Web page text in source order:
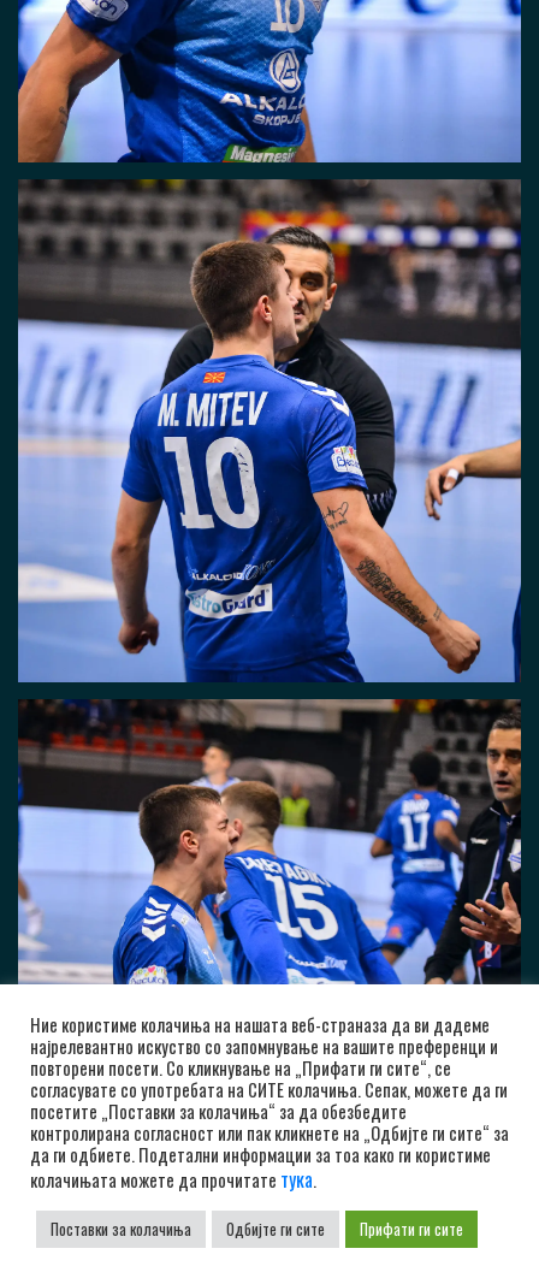
Ние користиме колачиња на нашата веб-страназа да ви дадеме
најрелевантно искуство со запомнување на вашите преференци и
повторени посети. Со кликнување на „Прифати ги сите“, се
согласувате со употребата на СИТЕ колачиња. Сепак, можете да ги
посетите „Поставки за колачиња“ за да обезбедите
контролирана согласност или пак кликнете на „Одбијте ги сите“ за
да ги одбиете. Подетални информации за тоа како ги користиме
колачињата можете да прочитате тука.
Поставки за колачиња Одбијте ги сите Прифати ги сите